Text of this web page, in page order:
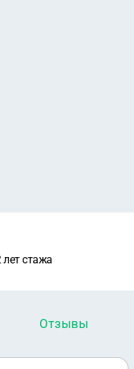
лет стажа
Отзывы